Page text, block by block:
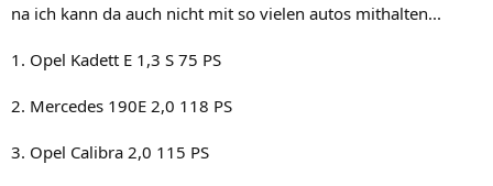
na ich kann da auch nicht mit so vielen autos mithalten...
1. Opel Kadett E 1,3 S 75 PS
2. Mercedes 190E 2,0 118 PS
3. Opel Calibra 2,0 115 PS